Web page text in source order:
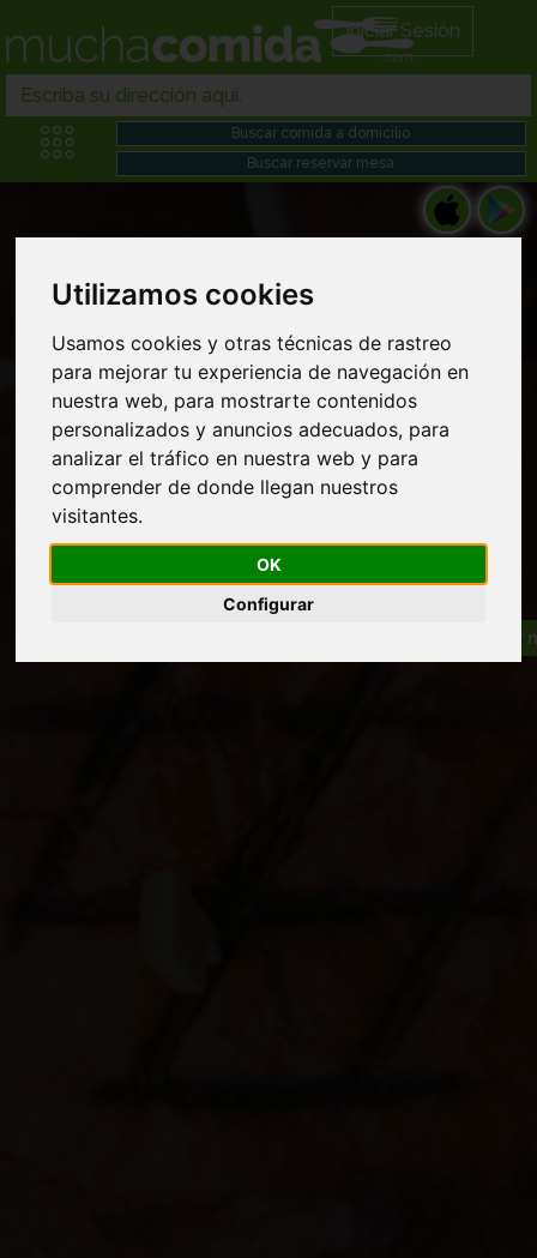
Utilizamos cookies
Usamos cookies y otras técnicas de rastreo
para mejorar tu experiencia de navegación en
nuestra web, para mostrarte contenidos
personalizados y anuncios adecuados, para
analizar el tráfico en nuestra web y para
comprender de donde llegan nuestros
visitantes.
OK
Configurar
Iniciar Sesión
Restaurantes comidas en Comida gourmet
domicilio cerca de mi